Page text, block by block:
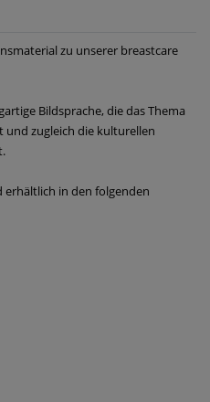
zu unserer breastcare
Bildsprache, die das Thema
zugleich die kulturellen
erhältlich in den folgenden